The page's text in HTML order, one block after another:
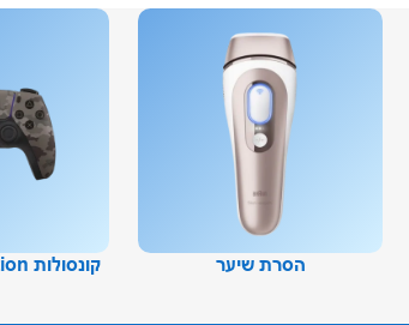
הסרת שיער קונסולות Sony Playstation